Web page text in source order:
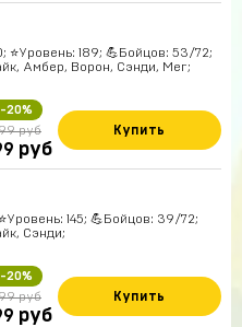
⭐Уровень: 189; 💪Бойцов: 53/72;
Амбер, Ворон, Сэнди, Мег;
-20%
руб
руб
Купить
145; 💪Бойцов: 39/72;
Сэнди;
-20%
руб
руб
Купить